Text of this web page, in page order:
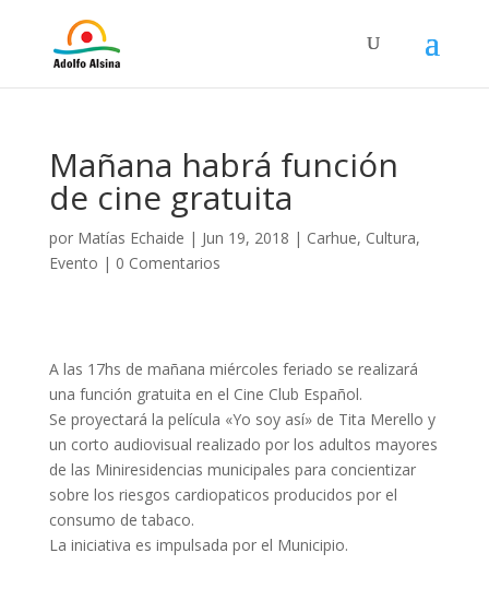
Mañana habrá función
de cine gratuita
por Matías Echaide | Jun 19, 2018 | Carhue, Cultura,
Evento | 0 Comentarios
A las 17hs de mañana miércoles feriado se realizará
una función gratuita en el Cine Club Español.
Se proyectará la película «Yo soy así» de Tita Merello y
un corto audiovisual realizado por los adultos mayores
de las Miniresidencias municipales para concientizar
sobre los riesgos cardiopaticos producidos por el
consumo de tabaco.
La iniciativa es impulsada por el Municipio.